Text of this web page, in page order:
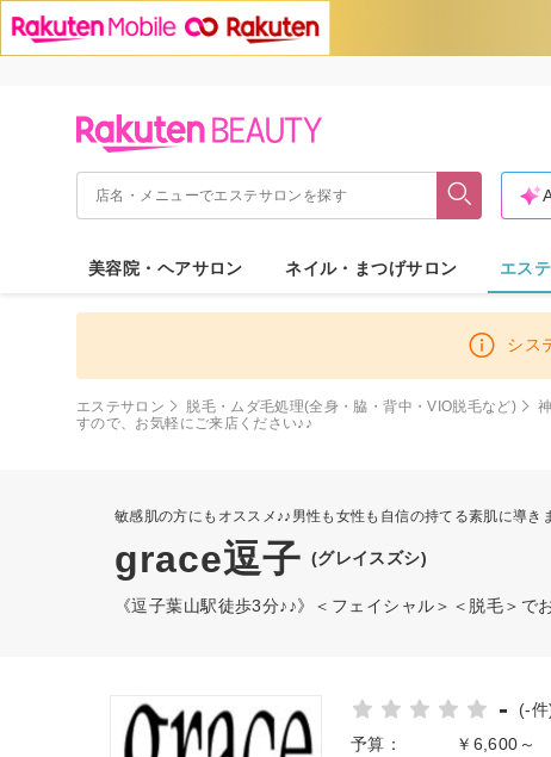
美容院・ヘアサロン ネイル・まつげサロン エス
シス
エステサロン 脱毛・ムダ毛処理(全身・脇・背中・VIO脱毛など)
すので、お気軽にご来店ください♪♪
敏感肌の方にもオススメ♪♪男性も女性も自信の持てる素肌に導
grace逗子 (グレイスズシ)
《逗子葉山駅徒歩3分♪♪》＜フェイシャル＞＜脱毛＞で
- (-件
予算：
￥6,600～